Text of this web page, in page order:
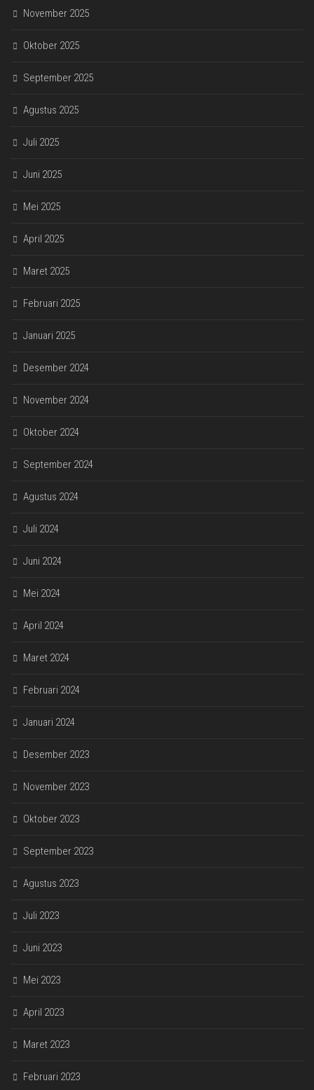
November 2025
Oktober 2025
September 2025
Agustus 2025
Juli 2025
Juni 2025
Mei 2025
April 2025
Maret 2025
Februari 2025
Januari 2025
Desember 2024
November 2024
Oktober 2024
September 2024
Agustus 2024
Juli 2024
Juni 2024
Mei 2024
April 2024
Maret 2024
Februari 2024
Januari 2024
Desember 2023
November 2023
Oktober 2023
September 2023
Agustus 2023
Juli 2023
Juni 2023
Mei 2023
April 2023
Maret 2023
Februari 2023